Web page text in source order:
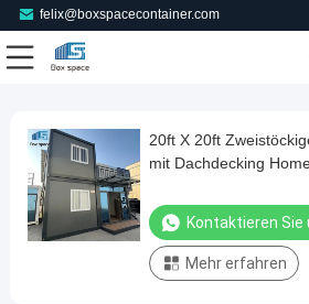
felix@boxspacecontainer.com
Play
Video
20ft
X
20ft
Zweistöckiges
20ft X 20ft
mit Dachdecking
Kontaktieren
Mehr erfahren